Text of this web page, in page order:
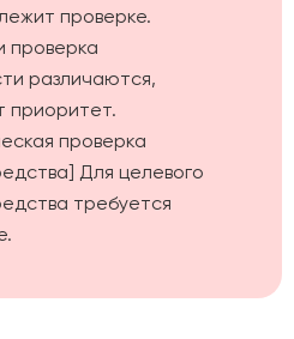
проверке.
проверка
различаются,
приоритет.
проверка
Для целевого
требуется